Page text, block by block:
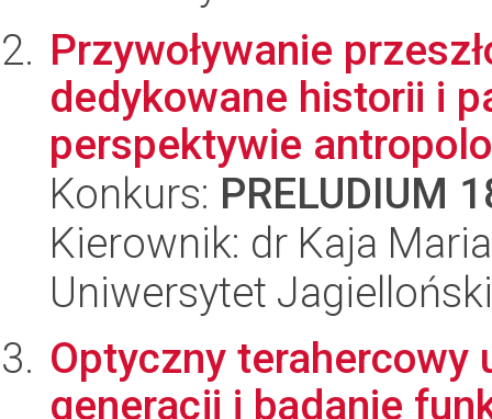
Przywoływanie
dedykowane historii i
perspektywie
Konkurs: PRELUDIUM
Kierownik: dr Kaja
Uniwersytet
Optyczny terahercowy
generacji i badanie